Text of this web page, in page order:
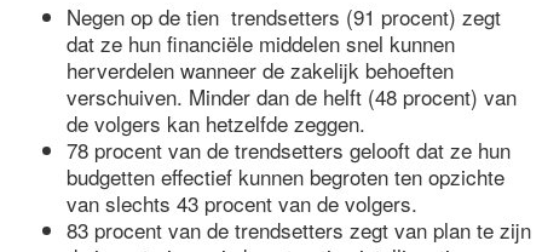
Negen op de tien trendsetters (91 procent) zegt
dat ze hun financiële middelen snel kunnen
herverdelen wanneer de zakelijk behoeften
verschuiven. Minder dan de helft (48 procent) van
de volgers kan hetzelfde zeggen.
78 procent van de trendsetters gelooft dat ze hun
budgetten effectief kunnen begroten ten opzichte
van slechts 43 procent van de volgers.
83 procent van de trendsetters zegt van plan te zijn